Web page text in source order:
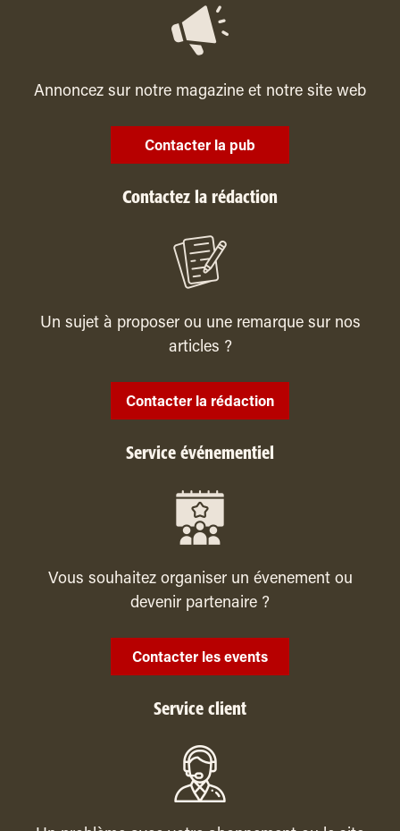
Annoncez sur notre magazine et notre site web
Contacter la pub
Contactez la rédaction
Un sujet à proposer ou une remarque sur nos
articles ?
Contacter la rédaction
Service événementiel
Vous souhaitez organiser un évenement ou
devenir partenaire ?
Contacter les events
Service client